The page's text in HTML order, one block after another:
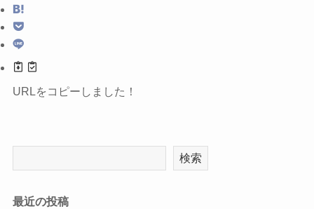
URLをコピーしました！
検索
最近の投稿